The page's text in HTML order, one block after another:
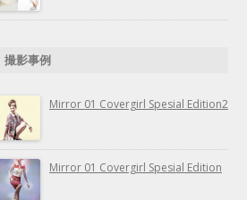
撮影事例
Mirror 01 Covergirl Spesial Edition2
Mirror 01 Covergirl Spesial Edition